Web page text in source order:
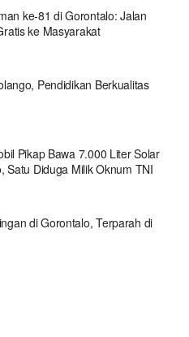
ke-81 di Gorontalo: Jalan
ke Masyarakat
Pendidikan Berkualitas
Pikap Bawa 7.000 Liter Solar
Satu Diduga Milik Oknum TNI
di Gorontalo, Terparah di